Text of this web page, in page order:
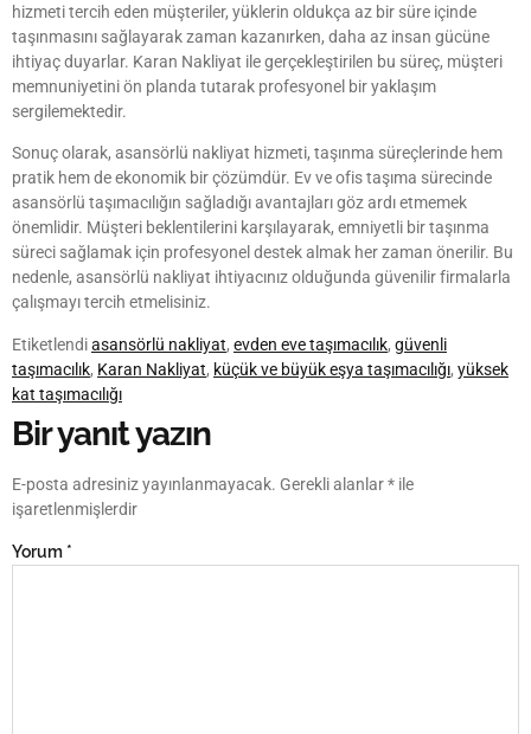
hizmeti tercih eden müşteriler, yüklerin oldukça az bir süre içinde
taşınmasını sağlayarak zaman kazanırken, daha az insan gücüne
ihtiyaç duyarlar. Karan Nakliyat ile gerçekleştirilen bu süreç, müşteri
memnuniyetini ön planda tutarak profesyonel bir yaklaşım
sergilemektedir.
Sonuç olarak, asansörlü nakliyat hizmeti, taşınma süreçlerinde hem
pratik hem de ekonomik bir çözümdür. Ev ve ofis taşıma sürecinde
asansörlü taşımacılığın sağladığı avantajları göz ardı etmemek
önemlidir. Müşteri beklentilerini karşılayarak, emniyetli bir taşınma
süreci sağlamak için profesyonel destek almak her zaman önerilir. Bu
nedenle, asansörlü nakliyat ihtiyacınız olduğunda güvenilir firmalarla
çalışmayı tercih etmelisiniz.
Etiketlendiasansörlü nakliyat, evden eve taşımacılık, güvenli
taşımacılık, Karan Nakliyat, küçük ve büyük eşya taşımacılığı, yüksek
kat taşımacılığı
Bir yanıt yazın
E-posta adresiniz yayınlanmayacak. Gerekli alanlar* ile
işaretlenmişlerdir
Yorum *